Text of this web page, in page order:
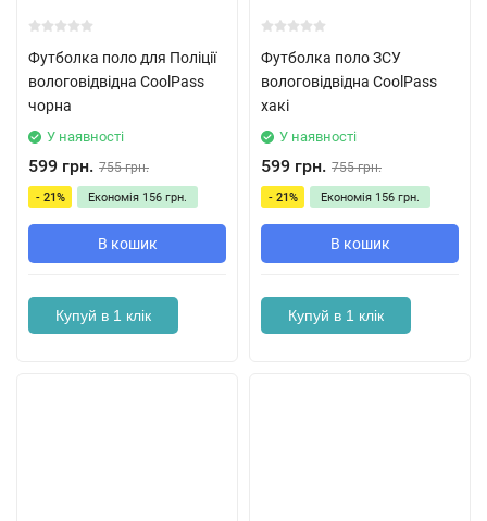
Футболка поло для Поліції
вологовідвідна CoolPass
чорна
У наявності
599 грн. 755 грн.
- 21% Економія 156 грн.
В кошик
Купуй в 1 клік
Футболка поло ЗСУ
вологовідвідна CoolPass
хакі
У наявності
599 грн. 755 грн.
- 21% Економія 156 грн.
В кошик
Купуй в 1 клік